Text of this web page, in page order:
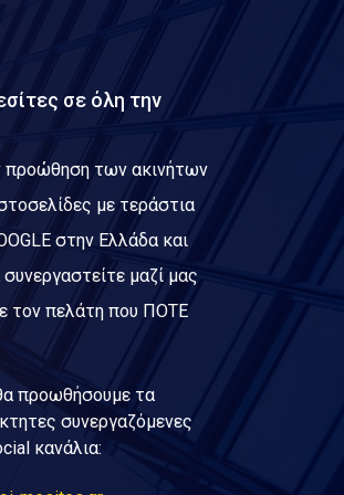
σε όλη την
προώθηση των ακινήτων
με τεράστια
στην Ελλάδα και
μαζί μας
τον πελάτη που ΠΟΤΕ
προωθήσουμε τα
συνεργαζόμενες
κανάλια: